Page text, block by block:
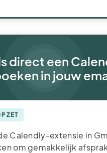
direct een
in jouw
Calendly-extensie in
om gemakkelijk